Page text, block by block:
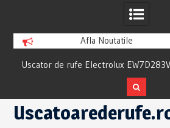
Afla Noutatile
Uscator de rufe Electrolux
Review si Pareri utile
Skip